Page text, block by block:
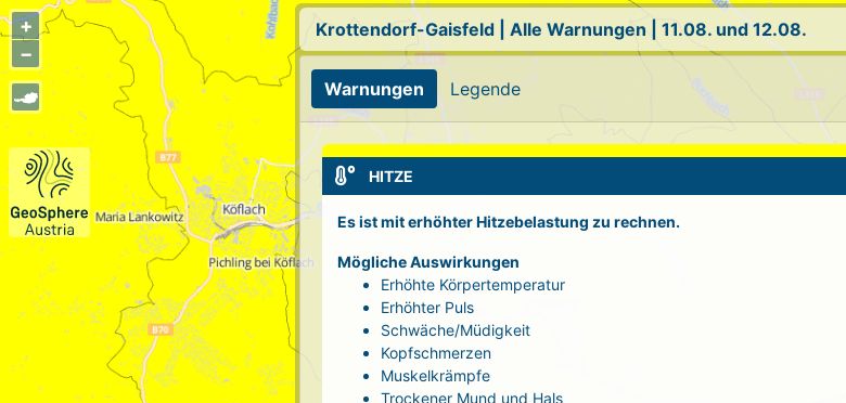
+
−
Krottendorf-Gaisfeld | Alle Warnungen 11.08. und 12.08.
Warnungen Legende
HITZE
Es ist mit erhöhter Hitzebelastung zu rechnen.
Mögliche Auswirkungen
Erhöhte Körpertemperatur
Erhöhter Puls
Schwäche/Müdigkeit
Kopfschmerzen
Muskelkrämpfe
Trockener Mund und Hals